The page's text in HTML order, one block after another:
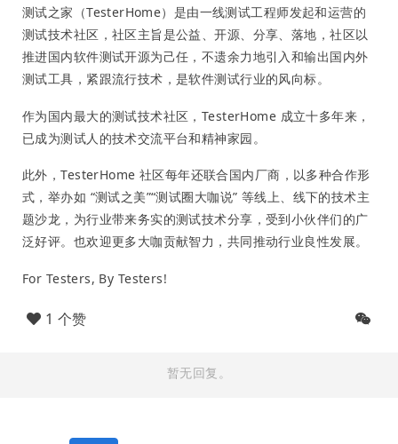
测试之家（TesterHome）是由一线测试工程师发起和运营的
测试技术社区，社区主旨是公益、开源、分享、落地，社区以
推进国内软件测试开源为己任，不遗余力地引入和输出国内外
测试工具，紧跟流行技术，是软件测试行业的风向标。
作为国内最大的测试技术社区，TesterHome 成立十多年来，
已成为测试人的技术交流平台和精神家园。
此外，TesterHome 社区每年还联合国内厂商，以多种合作形
式，举办如 “测试之美”“测试圈大咖说” 等线上、线下的技术主
题沙龙，为行业带来务实的测试技术分享，受到小伙伴们的广
泛好评。也欢迎更多大咖贡献智力，共同推动行业良性发展。
For Testers, By Testers!
1 个赞
暂无回复。